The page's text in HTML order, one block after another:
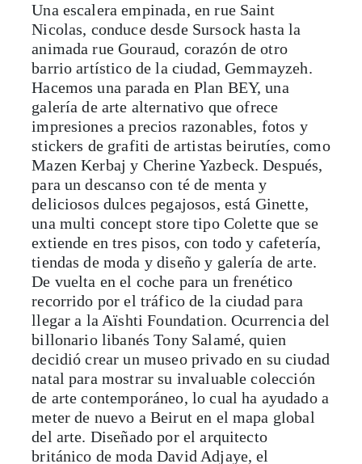
Una escalera empinada, en rue Saint
Nicolas, conduce desde Sursock hasta la
animada rue Gouraud, corazón de otro
barrio artístico de la ciudad, Gemmayzeh.
Hacemos una parada en Plan BEY, una
galería de arte alternativo que ofrece
impresiones a precios razonables, fotos y
stickers de grafiti de artistas beirutíes, como
Mazen Kerbaj y Cherine Yazbeck. Después,
para un descanso con té de menta y
deliciosos dulces pegajosos, está Ginette,
una multi concept store tipo Colette que se
extiende en tres pisos, con todo y cafetería,
tiendas de moda y diseño y galería de arte.
De vuelta en el coche para un frenético
recorrido por el tráfico de la ciudad para
llegar a la Aïshti Foundation. Ocurrencia del
billonario libanés Tony Salamé, quien
decidió crear un museo privado en su ciudad
natal para mostrar su invaluable colección
de arte contemporáneo, lo cual ha ayudado a
meter de nuevo a Beirut en el mapa global
del arte. Diseñado por el arquitecto
británico de moda David Adjaye, el